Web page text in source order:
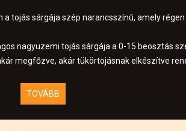
tojás sárgája szép narancsszínű, amely
nagyüzemi tojás sárgája a 0-15 beosztás
megfőzve, akár tükörtojásnak elkészítve
TOVÁBB